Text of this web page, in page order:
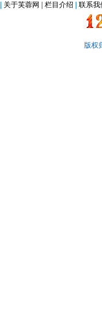
关于芙蓉网 栏目介绍 联系我
版权